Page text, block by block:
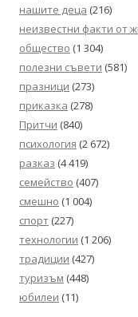
нашите деца (216)
неизвестни факти от
общество (1 304)
полезни съвети (581)
празници (273)
приказка (278)
Притчи (840)
психология (2 672)
разказ (4 419)
семейство (407)
смешно (1 004)
спорт (227)
технологии (1 206)
традиции (427)
туризъм (448)
юбилеи (11)